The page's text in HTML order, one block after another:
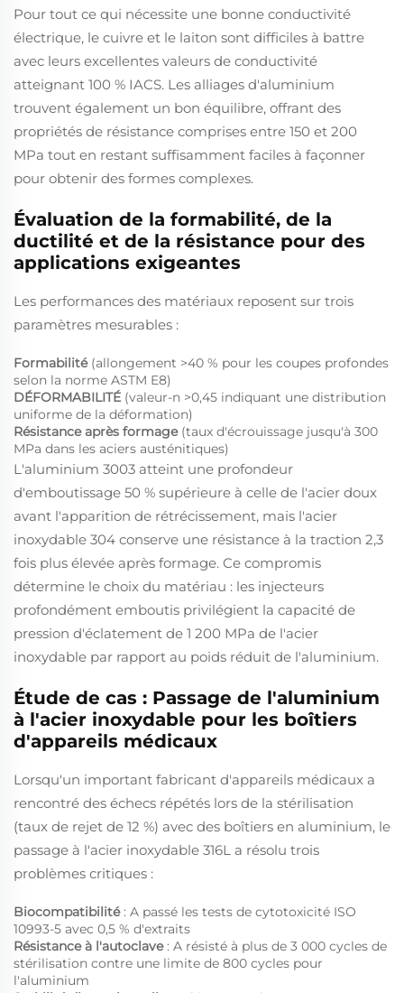
Pour tout ce qui nécessite une bonne conductivité
électrique, le cuivre et le laiton sont difficiles à battre
avec leurs excellentes valeurs de conductivité
atteignant 100 % IACS. Les alliages d'aluminium
trouvent également un bon équilibre, offrant des
propriétés de résistance comprises entre 150 et 200
MPa tout en restant suffisamment faciles à façonner
pour obtenir des formes complexes.
Évaluation de la formabilité, de la
ductilité et de la résistance pour des
applications exigeantes
Les performances des matériaux reposent sur trois
paramètres mesurables :
Formabilité (allongement >40 % pour les coupes profondes
selon la norme ASTM E8)
DÉFORMABILITÉ (valeur-n >0,45 indiquant une distribution
uniforme de la déformation)
Résistance après formage (taux d'écrouissage jusqu'à 300
MPa dans les aciers austénitiques)
L'aluminium 3003 atteint une profondeur
d'emboutissage 50 % supérieure à celle de l'acier doux
avant l'apparition de rétrécissement, mais l'acier
inoxydable 304 conserve une résistance à la traction 2,3
fois plus élevée après formage. Ce compromis
détermine le choix du matériau : les injecteurs
profondément emboutis privilégient la capacité de
pression d'éclatement de 1 200 MPa de l'acier
inoxydable par rapport au poids réduit de l'aluminium.
Étude de cas : Passage de l'aluminium
à l'acier inoxydable pour les boîtiers
d'appareils médicaux
Lorsqu'un important fabricant d'appareils médicaux a
rencontré des échecs répétés lors de la stérilisation
(taux de rejet de 12 %) avec des boîtiers en aluminium, le
passage à l'acier inoxydable 316L a résolu trois
problèmes critiques :
Biocompatibilité : A passé les tests de cytotoxicité ISO
10993-5 avec 0,5 % d'extraits
Résistance à l'autoclave : A résisté à plus de 3 000 cycles de
stérilisation contre une limite de 800 cycles pour
l'aluminium